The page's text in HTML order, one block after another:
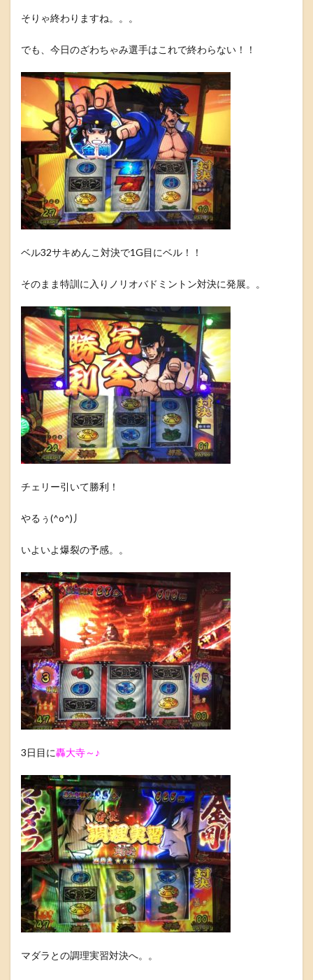
そりゃ終わりますね。。。
でも、今日のざわちゃみ選手はこれで終わらない！！
ベル32サキめんこ対決で1G目にベル！！
そのまま特訓に入りノリオバドミントン対決に発展。。
チェリー引いて勝利！
やるぅ(^o^)丿
いよいよ爆裂の予感。。
3日目に轟大寺～♪
マダラとの調理実習対決へ。。